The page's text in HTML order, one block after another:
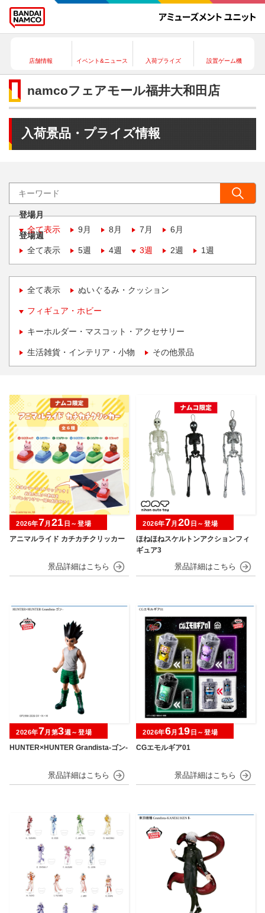
店舗情報 イベント&ニュース 入荷プライズ 設置ゲーム機
namcoフェアモール福井大和田店
入荷景品・プライズ情報
登場月
全て表示
9月 8月 7月 6月
登場週
全て表示
5週 4週 3週 2週 1週
全て表示 ぬいぐるみ・クッション
フィギュア・ホビー
キーホルダー・マスコット・アクセサリー
生活雑貨・インテリア・小物 その他景品
アニマルライド カチカチクリッカー
2026年7月 21 日～登場
ほねほねスケルトンアクションフィ
ギュア3
2026年7月 20 日～登場
HUNTER×HUNTER Grandista-ゴン-
2026年7月第3週～登場
CGエモルギア01
2026年6月 19 日～登場